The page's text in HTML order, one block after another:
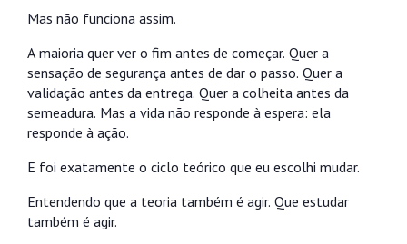
Mas não funciona assim.
A maioria quer ver o fim antes de começar. Quer a
sensação de segurança antes de dar o passo. Quer a
validação antes da entrega. Quer a colheita antes da
semeadura. Mas a vida não responde à espera: ela
responde à ação.
E foi exatamente o ciclo teórico que eu escolhi mudar.
Entendendo que a teoria também é agir. Que estudar
também é agir.